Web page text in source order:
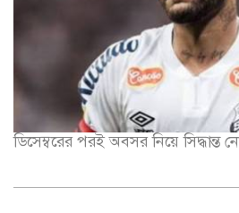
ডিসেম্বরের পরই অবসর নিয়ে সিদ্ধান্ত